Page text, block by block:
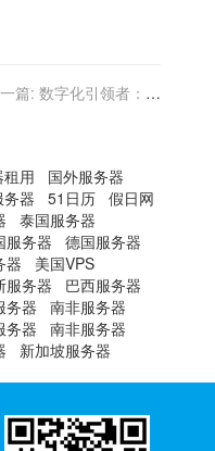
篇: 数字化引领者：香
用
国外服务器
器 51日历 假日网
泰国服务器
服务器
德国服务器
器
美国VPS
服务器
巴西服务器
务器
南非服务器
务器
南非服务器
新加坡服务器